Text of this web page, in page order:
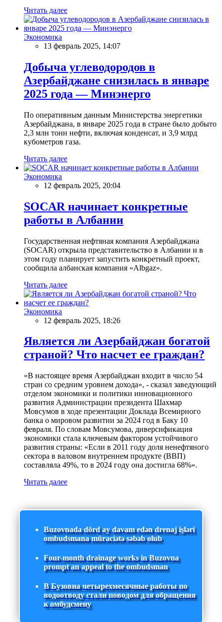
Читать далее
Экономика
13 февраль 2025, 14:07
Добыча углеводородов в
Азербайджане снизилась в январе
2025 года — Минэнерго
По оперативным данным Министерства энергетики
Азербайджана, в январе 2025 года в стране было добыто
2,3 млн тонн нефти, включая конденсат, и 3,9 млрд
кубометров газа.
Читать далее
Экономика
12 февраль 2025, 20:04
SOCAR начинает конкретные
работы в Албании
Государственная нефтяная компания Азербайджана
(SOCAR) открыла представительство в Албании и в
этом году планирует запустить конкретный проект,
сообщила албанская компания «Albgaz».
Читать далее
Экономика
12 февраль 2025, 18:26
Является ли Азербайджан богатой
страной? Что насчет ее граждан?
«В настоящее время Азербайджан входит в число 54
стран со средним уровнем дохода», - сказал заведующий
отделом экономики и политики инновационного
развития Администрации президента Шахмар
Мовсумов в ходе презентации Доклада Всемирного
банка о мировом развитии за 2024 год в Баку 10
февраля. По словам Мовсумова, диверсификация
экономики стала ключевым фактором устойчивого
развития страны: «Если в 2011 году доля ненефтяного
сектора в валовом внутреннем продукте (ВВП)
составляла 49%, то в 2024 году она достигла 68%».
Читать далее
Buzovnada dörd ay davam edən drenaj işləri
ombudsmana müraciətə səbəb olub
Four-month drainage works in Buzovna
prompt an appeal to the ombudsman
В Бузовна четырехмесячные работы по
водоотводу стали поводом для обращения
к омбудсмену